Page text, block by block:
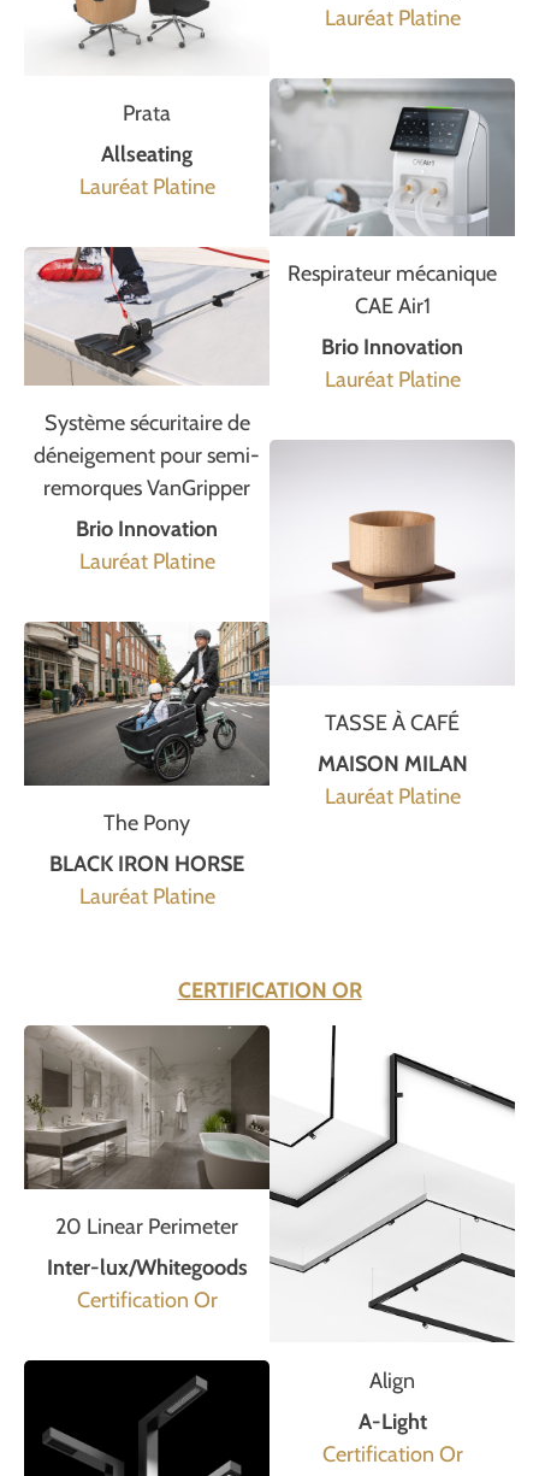
Prata
Allseating
Lauréat Platine
Système sécuritaire de
déneigement pour semi-
remorques VanGripper
Brio Innovation
Lauréat Platine
The Pony
BLACK IRON HORSE
Lauréat Platine
Lauréat Platine
Respirateur mécanique
CAE Air1
Brio Innovation
Lauréat Platine
TASSE À CAFÉ
MAISON MILAN
Lauréat Platine
CERTIFICATION OR
20 Linear Perimeter
Inter-lux/Whitegoods
Certification Or
Align
A-Light
Certification Or